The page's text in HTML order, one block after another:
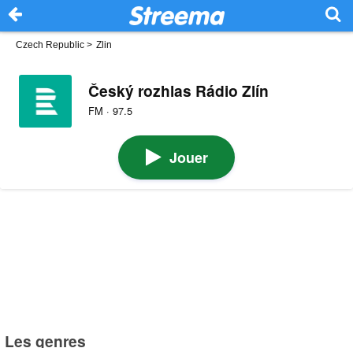
Czech Republic > Zlin
Český rozhlas Rádio Zlín
FM · 97.5
Jouer
Les genres